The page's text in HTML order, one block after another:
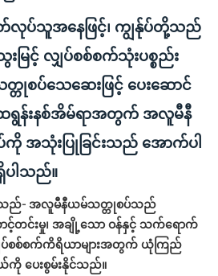
လုပ်သူအနေဖြင့်၊ ကျွန်ုပ်တို့သည်
ြင့် လျှပ်စစ်စက်သုံးပစ္စည်း
စပ်သေဆေးဖြင့် ပေးဆောင်
န်းနစ်အိမ်ရာအတွက် အလူမီနီ
အသုံးပြုခြင်းသည် အောက်ပါ
ရှိပါသည်။
းသည်- အလူမီနီယမ်သတ္တုစပ်သည်
ောင့်တင်းမှု၊ အချို့သော ဝန်နှင့် သက်ရောက်
ျှပ်စစ်စက်ကိရိယာများအတွက် ယုံကြည်
ပေးစွမ်းနိုင်သည်။